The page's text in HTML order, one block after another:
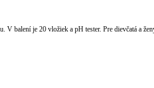
V balení je 20 vložiek a pH tester. Pre dievčatá a